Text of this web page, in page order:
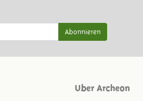
Abonnieren
Uber Archeon